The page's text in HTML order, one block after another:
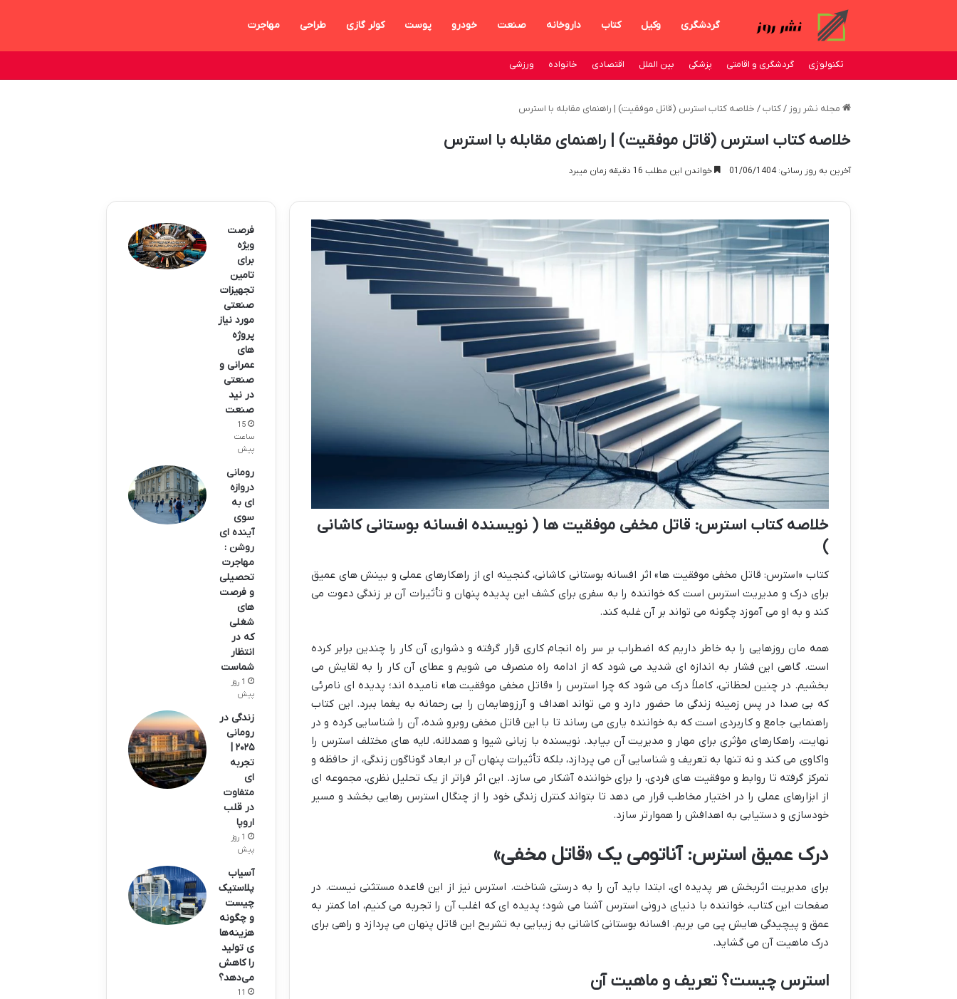
گردشگری وکیل کتاب داروخانه صنعت خودرو پوست کولر گازی طراحی مهاجرت
تکنولوژی گردشگری و اقامتی پزشکی بین الملل اقتصادی خانواده ورزشی
مجله نشر روز / کتاب / خلاصه کتاب استرس (قاتل موفقیت) | راهنمای مقابله با استرس
خلاصه کتاب استرس (قاتل موفقیت) | راهنمای مقابله با استرس
آخرین به روز رسانی: 01/06/1404 خواندن این مطلب 16 دقیقه زمان میبرد
خلاصه کتاب استرس: قاتل مخفی موفقیت ها ( نویسنده افسانه بوستانی کاشانی
)
کتاب «استرس: قاتل مخفی موفقیت ها» اثر افسانه بوستانی کاشانی، گنجینه ای از راهکارهای عملی و بینش های عمیق
برای درک و مدیریت استرس است که خواننده را به سفری برای کشف این پدیده پنهان و تأثیرات آن بر زندگی دعوت می
کند و به او می آموزد چگونه می تواند بر آن غلبه کند.
همه مان روزهایی را به خاطر داریم که اضطراب بر سر راه انجام کاری قرار گرفته و دشواری آن کار را چندین برابر کرده
است. گاهی این فشار به اندازه ای شدید می شود که از ادامه راه منصرف می شویم و عطای آن کار را به لقایش می
بخشیم. در چنین لحظاتی، کاملاً درک می شود که چرا استرس را «قاتل مخفی موفقیت ها» نامیده اند؛ پدیده ای نامرئی
که بی صدا در پس زمینه زندگی ما حضور دارد و می تواند اهداف و آرزوهایمان را بی رحمانه به یغما ببرد. این کتاب
راهنمایی جامع و کاربردی است که به خواننده یاری می رساند تا با این قاتل مخفی روبرو شده، آن را شناسایی کرده و در
نهایت، راهکارهای مؤثری برای مهار و مدیریت آن بیابد. نویسنده با زبانی شیوا و همدلانه، لایه های مختلف استرس را
واکاوی می کند و نه تنها به تعریف و شناسایی آن می پردازد، بلکه تأثیرات پنهان آن بر ابعاد گوناگون زندگی، از حافظه و
تمرکز گرفته تا روابط و موفقیت های فردی، را برای خواننده آشکار می سازد. این اثر فراتر از یک تحلیل نظری، مجموعه ای
از ابزارهای عملی را در اختیار مخاطب قرار می دهد تا بتواند کنترل زندگی خود را از چنگال استرس رهایی بخشد و مسیر
خودسازی و دستیابی به اهدافش را هموارتر سازد.
درک عمیق استرس: آناتومی یک «قاتل مخفی»
برای مدیریت اثربخش هر پدیده ای، ابتدا باید آن را به درستی شناخت. استرس نیز از این قاعده مستثنی نیست. در
صفحات این کتاب، خواننده با دنیای درونی استرس آشنا می شود؛ پدیده ای که اغلب آن را تجربه می کنیم، اما کمتر به
عمق و پیچیدگی هایش پی می بریم. افسانه بوستانی کاشانی به زیبایی به تشریح این قاتل پنهان می پردازد و راهی برای
درک ماهیت آن می گشاید.
استرس چیست؟ تعریف و ماهیت آن
فرصت
ویژه
برای
تامین
تجهیزات
صنعتی
مورد نیاز
پروژه
های
عمرانی و
صنعتی
در نید
صنعت
15
ساعت
پیش
رومانی
دروازه
ای به
سوی
آینده ای
روشن :
مهاجرت
تحصیلی
و فرصت
های
شغلی
که در
انتظار
شماست
1 روز
پیش
زندگی در
رومانی
۲۰۲۵ |
تجربه
ای
متفاوت
در قلب
اروپا
1 روز
پیش
آسیاب
پلاستیک
چیست
و چگونه
هزینه‌ها
ی تولید
را کاهش
می‌دهد؟
11